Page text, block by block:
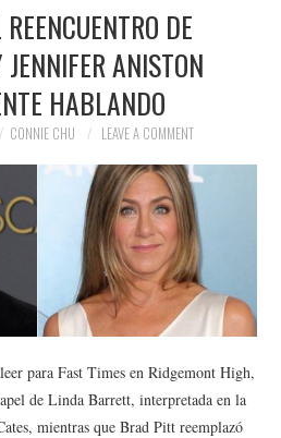
DE
ANISTON
HABLANDO
CONNIE CHU LEAVE A COMMENT
para Fast Times en Ridgemont High,
de Linda Barrett, interpretada en la
mientras que Brad Pitt reemplazó